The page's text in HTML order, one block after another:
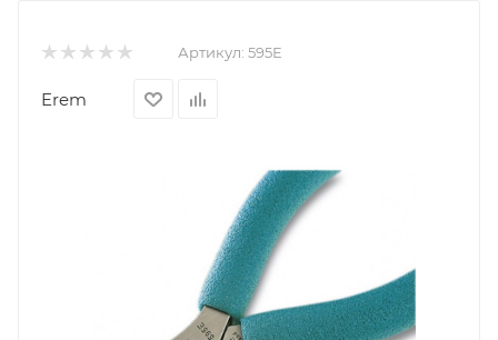
Артикул: 595E
Erem